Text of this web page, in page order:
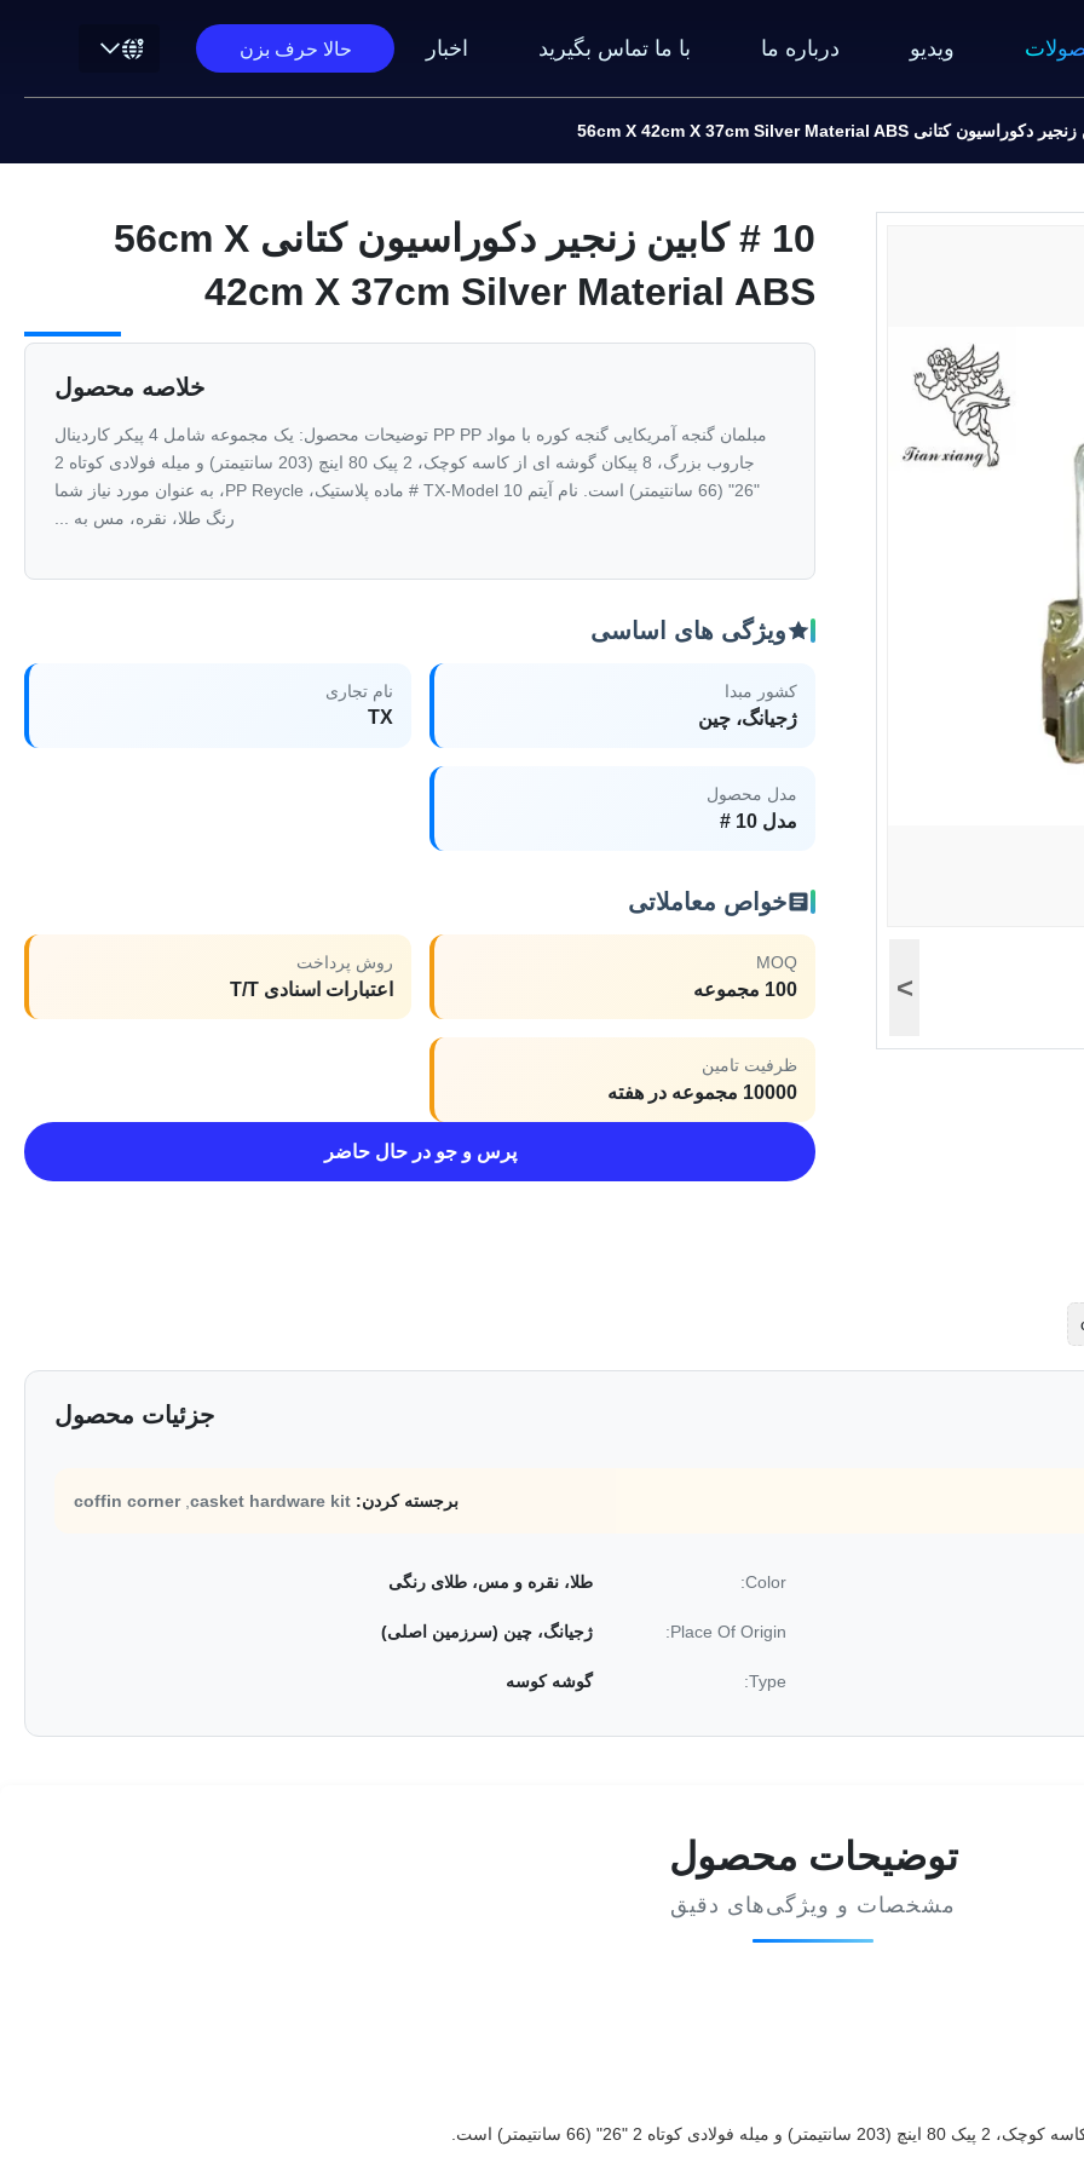
ویدیو درباره ما با ما تماس بگیرید اخبار حالا حرف بزن
>
10 # کابین زنجیر دکوراسیون کتانی 56cm X
42cm X 37cm Silver Material ABS
خلاصه محصول
مبلمان گنجه آمریکایی گنجه کوره با مواد PP PP توضیحات محصول: یک مجموعه شامل 4 پیکر کاردینال
جاروب بزرگ، 8 پیکان گوشه ای از کاسه کوچک، 2 پیک 80 اینچ (203 سانتیمتر) و میله فولادی کوتاه 2
"26" (66 سانتیمتر) است. نام آیتم TX-Model 10 # ماده پلاستیک، PP Reycle، به عنوان مورد نیاز شما
رنگ طلا، نقره، مس به ...
ویژگی های اساسی
کشور مبدا
ژجیانگ، چین
نام تجاری
TX
مدل محصول
مدل 10 #
خواص معاملاتی
MOQ
100 مجموعه
روش پرداخت
اعتبارات اسنادی T/T
ظرفیت تامین
10000 مجموعه در هفته
پرس و جو در حال حاضر
جزئیات محصول
برجسته کردن: casket hardware kit
,
coffin corner
Color: طلا، نقره و مس، طلای رنگی
Place Of Origin: ژجیانگ، چین (سرزمین اصلی)
Type: گوشه کوسه
توضیحات محصول
مشخصات و ویژگی‌های دقیق